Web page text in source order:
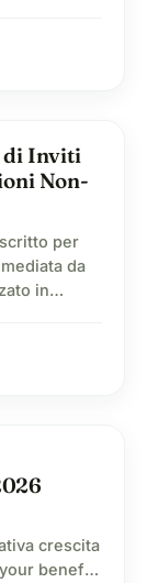
affidabili.
di Inviti
Non-
per
da
in
i passi
crescita
benefit,